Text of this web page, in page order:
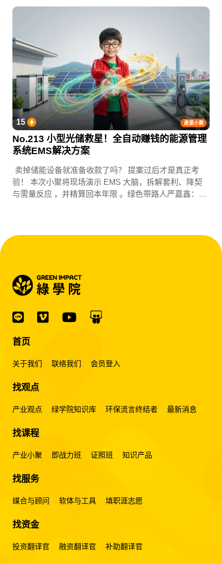
產業小聚
15
No.213 小型光储救星！全自动赚钱的能源管理
系统EMS解决方案
卖掉储能设备就准备收款了吗？ 提案过后才是真正考
验！ 本次小聚将现场演示 EMS 大脑，拆解套利、降契
与需量反应 ，并精算回本年限 。绿色带路人严嘉鑫：
首页
关于我们 联络我们 会员登入
找观点
产业观点 绿学院知识库 环保流言终结者 最新消息
找课程
产业小聚 即战力班 证照班 知识产品
找服务
媒合与顾问 软体与工具 填职涯志愿
找资金
投资翻译官 融资翻译官 补助翻译官